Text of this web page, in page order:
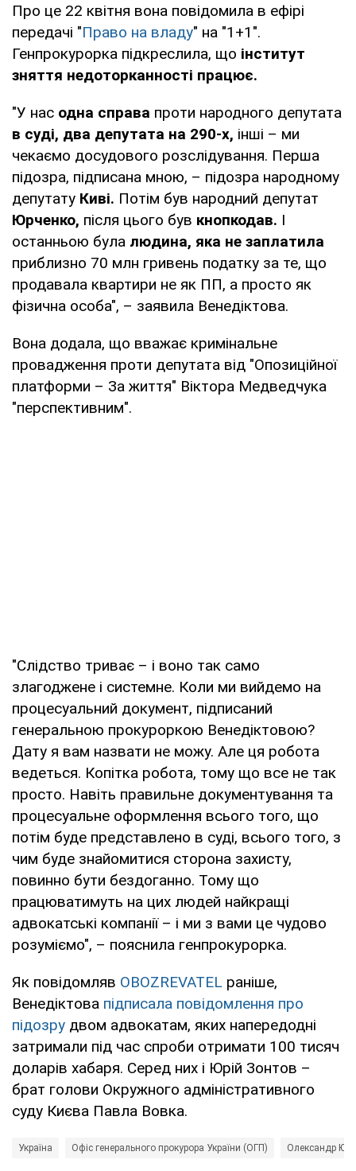
Про це 22 квітня вона повідомила в ефірі
передачі "Право на владу" на "1+1".
Генпрокурорка підкреслила, що інститут
зняття недоторканності працює.
"У нас одна справа проти народного депутата
в суді, два депутата на 290-х, інші – ми
чекаємо досудового розслідування. Перша
підозра, підписана мною, – підозра народному
депутату Киві. Потім був народний депутат
Юрченко, після цього був кнопкодав. І
останньою була людина, яка не заплатила
приблизно 70 млн гривень податку за те, що
продавала квартири не як ПП, а просто як
фізична особа", – заявила Венедіктова.
Вона додала, що вважає кримінальне
провадження проти депутата від "Опозиційної
платформи – За життя" Віктора Медведчука
"перспективним".
"Слідство триває – і воно так само
злагоджене і системне. Коли ми вийдемо на
процесуальний документ, підписаний
генеральною прокуроркою Венедіктовою?
Дату я вам назвати не можу. Але ця робота
ведеться. Копітка робота, тому що все не так
просто. Навіть правильне документування та
процесуальне оформлення всього того, що
потім буде представлено в суді, всього того, з
чим буде знайомитися сторона захисту,
повинно бути бездоганно. Тому що
працюватимуть на цих людей найкращі
адвокатські компанії – і ми з вами це чудово
розуміємо", – пояснила генпрокурорка.
Як повідомляв OBOZREVATEL раніше,
Венедіктова підписала повідомлення про
підозру двом адвокатам, яких напередодні
затримали під час спроби отримати 100 тисяч
доларів хабаря. Серед них і Юрій Зонтов –
брат голови Окружного адміністративного
суду Києва Павла Вовка.
Україна Офіс генерального прокурора України (ОГП) Олександр